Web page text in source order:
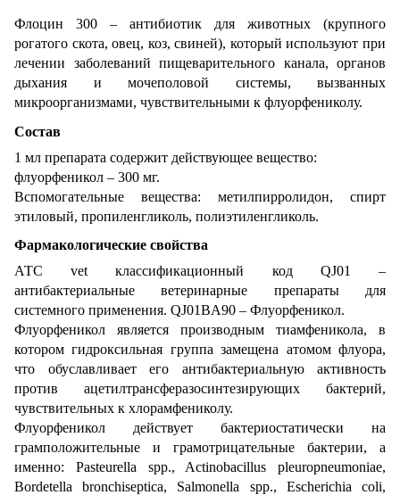
Флоцин 300 – антибиотик для животных (крупного
рогатого скота, овец, коз, свиней), который используют при
лечении заболеваний пищеварительного канала, органов
дыхания и мочеполовой системы, вызванных
микроорганизмами, чувствительными к флуорфениколу.
Состав
1 мл препарата содержит действующее вещество:
флуорфеникол – 300 мг.
Вспомогательные вещества: метилпирролидон, спирт
этиловый, пропиленгликоль, полиэтиленгликоль.
Фармакологические свойства
АТС vet классификационный код QJ01 –
антибактериальные ветеринарные препараты для
системного применения. QJ01BA90 – Флуорфеникол.
Флуорфеникол является производным тиамфеникола, в
котором гидроксильная группа замещена атомом флуора,
что обуславливает его антибактериальную активность
против ацетилтрансферазосинтезирующих бактерий,
чувствительных к хлорамфениколу.
Флуорфеникол действует бактериостатически на
грамположительные и грамотрицательные бактерии, а
именно: Pasteurеlla spp., Actinobacillus pleuropneumoniae,
Bordetella bronchiseptica, Salmonella spp., Escherichia coli,